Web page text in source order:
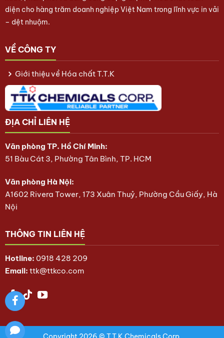
diện cho hàng trăm doanh nghiệp Việt Nam trong lĩnh vực in vải
– dệt nhuộm.
VỀ CÔNG TY
Giới thiệu về Hóa chất T.T.K
ĐỊA CHỈ LIÊN HỆ
Văn phòng TP. Hồ Chí Minh:
51 Bàu Cát 3, Phường Tân Bình, TP. HCM
Văn phòng Hà Nội:
A1602 Rivera Tower, 173 Xuân Thuỷ, Phường Cầu Giấy, Hà
Nội
THÔNG TIN LIÊN HỆ
Hotline: 0918 428 209
Email: ttk@ttkco.com